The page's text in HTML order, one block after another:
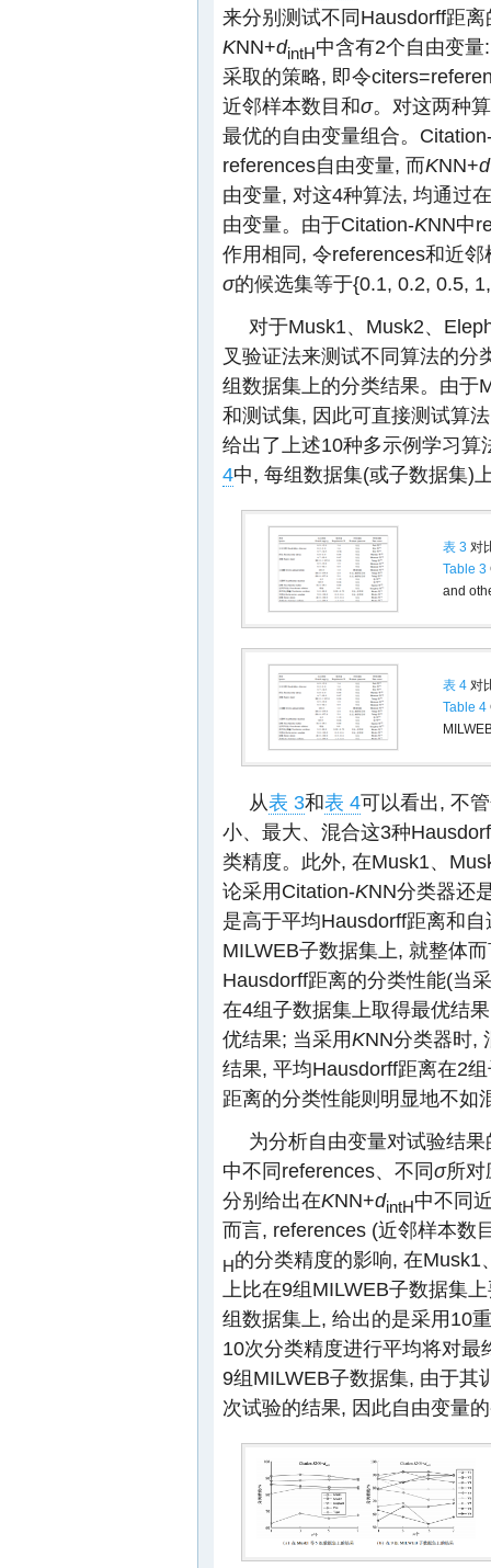
来分别测试不同Hausdorff距
KNN+dintH中含有2个自由变
采取的策略, 即令
近邻样本数目和σ。对这两种
最优的自由变量组合。
references自由变量, 而KNN+d
由变量, 对这4种算法, 均通过
由变量。由于Citation-KNN中
作用相同, 令references和近
σ的候选集等于{0.1, 0.2, 0.5,
对于Musk1、Musk2、
叉验证法来测试不同算法的分
组数据集上的分类结果。由于
和测试集, 因此可直接测试算
给出了上述10种多示例学习
4中, 每组数据集(或子数据集)
表 3 对
Table 3
and
表 4对
Table 4
从表 3和表 4可以看出, 不
小、最大、混合这3种
类精度。此外, 在Musk1、
论采用Citation-KNN分类器还
是高于平均Hausdorff距离和
MILWEB子数据集上, 就整体
Hausdorff距离的分类性能(当
在4组子数据集上取得最优结
优结果; 当采用KNN分类器时,
结果, 平均Hausdorff距离在2
距离的分类性能则明显地不如
为分析自由变量对试验结
中不同references、不同σ所对
分别给出在KNN+dintH中不同
而言, references (近邻样本数
H的分类精度的影响, 在
上比在9组MILWEB子数据集
组数据集上, 给出的是采用10
10次分类精度进行平均将对
9组MILWEB子数据集, 由于其
次试验的结果, 因此自由变量